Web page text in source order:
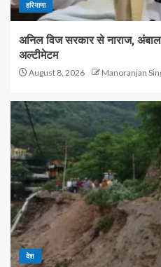
हरियाणा
अनिल विज सरकार से नाराज,
अल्टीमेटम
August 8, 2026 Manoranjan
देश